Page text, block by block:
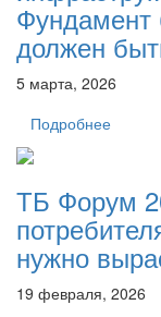
Фундамент
должен
5 марта, 2026
Подробнее
ТБ Форум
нужно
19 февраля, 2026